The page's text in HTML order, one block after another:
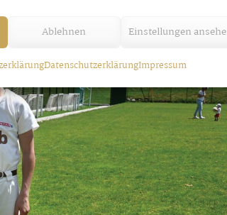
Ablehnen Einstellungen
DatenschutzerklärungImpressum